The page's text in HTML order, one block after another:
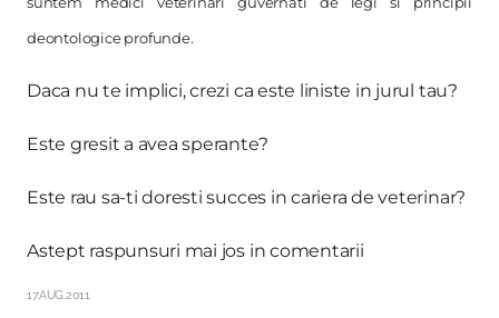
deontologice profunde.
Daca nu te implici, crezi ca este liniste in jurul tau?
Este gresit a avea sperante?
Este rau sa-ti doresti succes in cariera de veterinar?
Astept raspunsuri mai jos in comentarii
17.AUG.2011